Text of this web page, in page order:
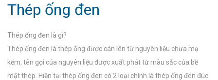
Thép ống đen
Thép ống đen là gì?
Thép ống đen là thép ống được cán lên từ nguyên liệu chưa mạ
kẽm, tên gọi của nguyên liệu được xuất phát từ màu sắc của bề
mặt thép. Hiện tại thép ống đen có 2 loại chính là thép ống đen đúc